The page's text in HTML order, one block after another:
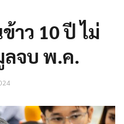
าว 10 ปี ไม่
ลจบ พ.ค.